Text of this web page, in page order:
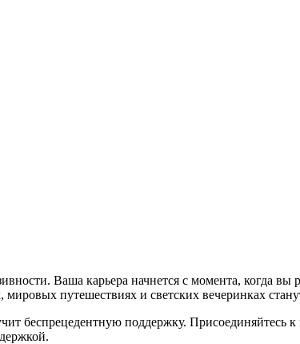
Ваша карьера начнется с момента, когда вы
путешествиях и светских вечеринках
беспрецедентную поддержку.